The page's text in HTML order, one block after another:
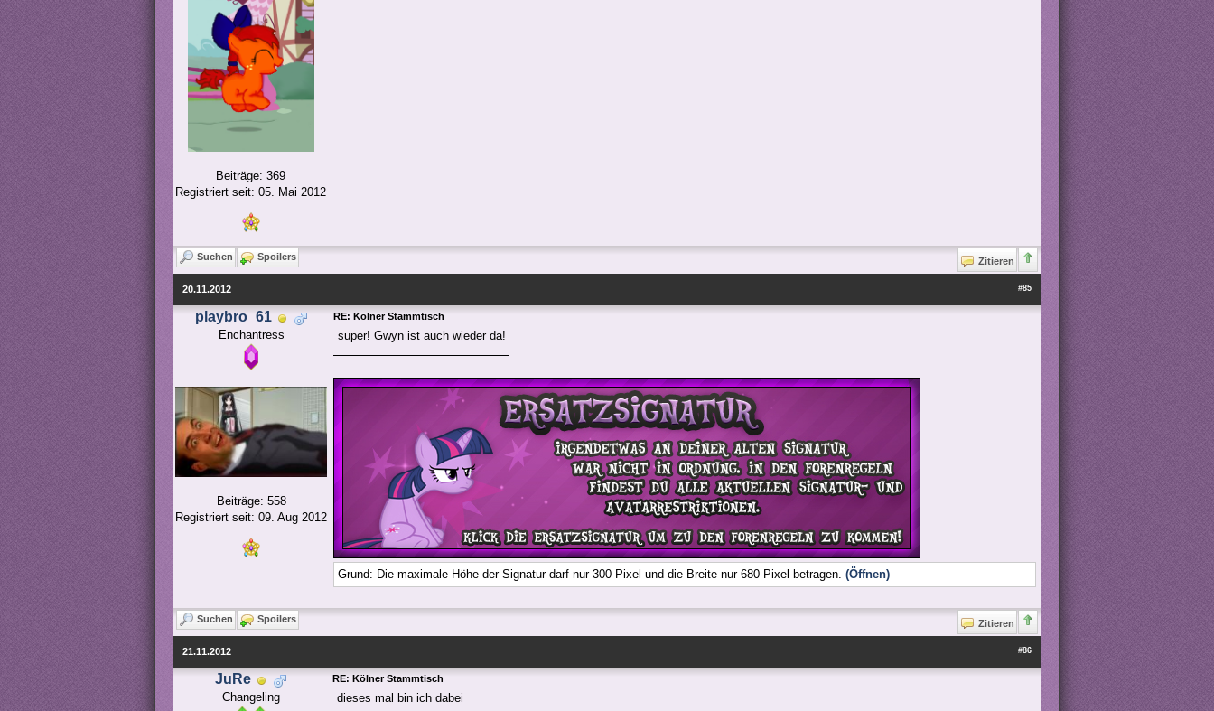
Beiträge: 369
Registriert seit: 05. Mai 2012
Suchen Spoilers Zitieren
#85
20.11.2012
playbro_61
Enchantress
Beiträge: 558
Registriert seit: 09. Aug 2012
RE: Kölner Stammtisch
super! Gwyn ist auch wieder da!
Grund: Die maximale Höhe der Signatur darf nur 300 Pixel und die Breite nur 680 Pixel betragen. (Öffnen)
Suchen Spoilers Zitieren
#86
21.11.2012
JuRe
Changeling
RE: Kölner Stammtisch
dieses mal bin ich dabei